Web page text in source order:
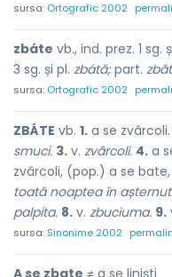
sursa: Ortografic 2002
zbáte vb., ind. prez. 1 sg.
3 sg. și pl. zbátă;part.
sursa: Ortografic 2002
ZBÁTE vb. 1. a se zvârcoli.
smuci. 3. v. zvârcoli. 4. a
zvârcoli, (pop.) a se
toată noaptea în
palpita. 8. v. zbuciuma. 9.
sursa: Sinonime 2002
A se zbate ≠ a se liniști